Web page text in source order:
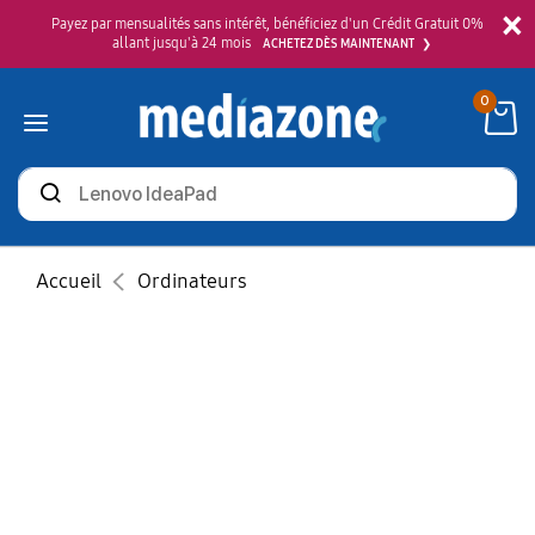
×
Payez par mensualités sans intérêt, bénéficiez d'un Crédit Gratuit 0%
allant jusqu'à 24 mois
ACHETEZ DÈS MAINTENANT
Rechercher
des
produits
0
Accueil Ordinateurs